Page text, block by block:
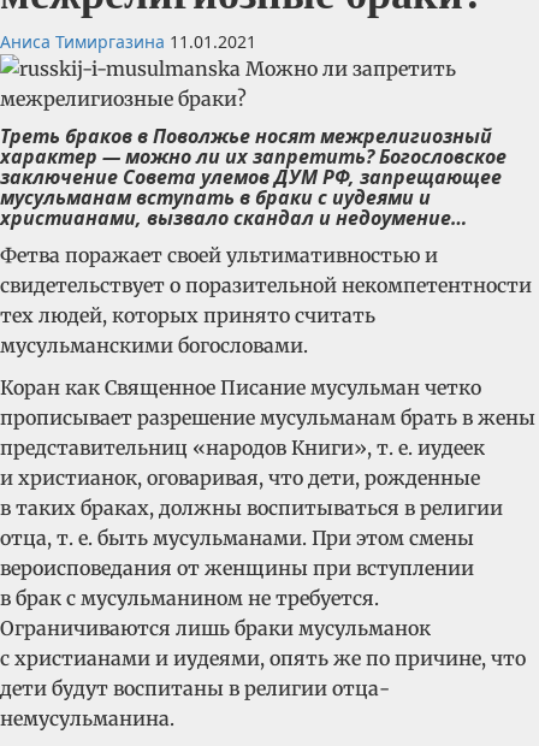
Аниса Тимиргазина 11.01.2021
Треть браков в Поволжье носят межрелигиозный
характер — можно ли их запретить?Богословское
заключение Совета улемов ДУМ РФ, запрещающее
мусульманам вступать в браки с иудеями и
христианами, вызвало скандал и недоумение…
Фетва поражает своей ультимативностью и
свидетельствует о поразительной некомпетентности
тех людей, которых принято считать
мусульманскими богословами.
Коран как Священное Писание мусульман четко
прописывает разрешение мусульманам брать в жены
представительниц «народов Книги», т. е. иудеек
и христианок, оговаривая, что дети, рожденные
в таких браках, должны воспитываться в религии
отца, т. е. быть мусульманами. При этом смены
вероисповедания от женщины при вступлении
в брак с мусульманином не требуется.
Ограничиваются лишь браки мусульманок
с христианами и иудеями, опять же по причине, что
дети будут воспитаны в религии отца-
немусульманина.